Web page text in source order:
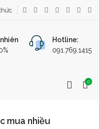
Hotline:
091.769.1415
0
mua nhiều